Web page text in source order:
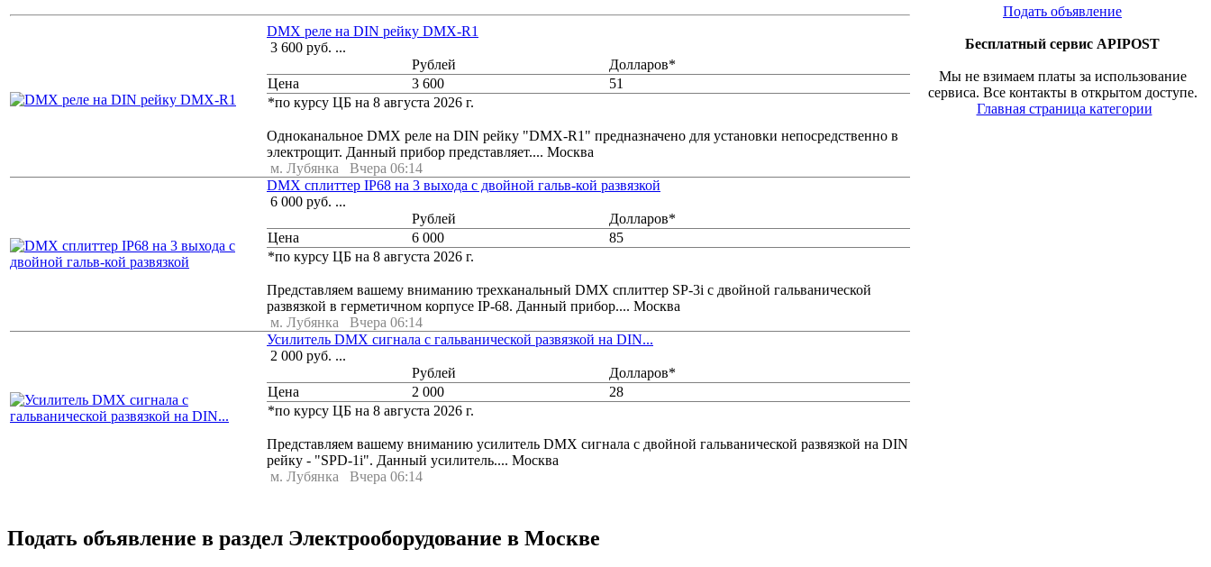
DMX реле на DIN рейку DMX-R1
3 600 руб. ...
Рублей
Долларов*
Цена
3 600
51
*по курсу ЦБ на 8 августа 2026 г.
Одноканальное DMX реле на DIN рейку "DMX-R1" предназначено для установки непосредственно в
электрощит. Данный прибор представляет.... Москва
м. Лубянка
Вчера 06:14
DMX сплиттер IP68 на 3 выхода с двойной гальв-кой развязкой
6 000 руб. ...
Рублей
Долларов*
Цена
6 000
85
*по курсу ЦБ на 8 августа 2026 г.
Представляем вашему вниманию трехканальный DMX сплиттер SP-3i с двойной гальванической
развязкой в герметичном корпусе IP-68. Данный прибор.... Москва
м. Лубянка
Вчера 06:14
Усилитель DMX сигнала с гальванической развязкой на DIN...
2 000 руб. ...
Рублей
Долларов*
Цена
2 000
28
*по курсу ЦБ на 8 августа 2026 г.
Представляем вашему вниманию усилитель DMX сигнала с двойной гальванической развязкой на DIN
рейку - "SPD-1i". Данный усилитель.... Москва
м. Лубянка
Вчера 06:14
Подать объявление
Бесплатный сервис APIPOST
Мы не взимаем платы за использование
сервиса. Все контакты в открытом доступе.
Главная страница категории
Подать объявление в раздел Электрооборудование в Москве